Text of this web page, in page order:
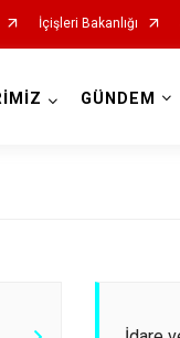
İçişleri Bakanlığı
GÜNDEM